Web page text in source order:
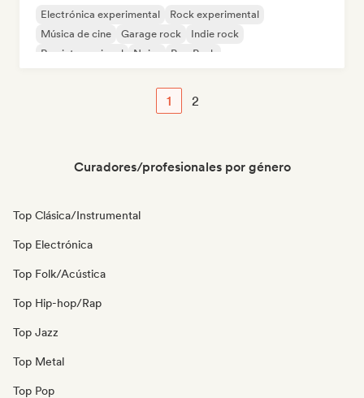
Electrónica experimental
Rock experimental
Música de cine
Garage rock
Indie rock
Rap internacional
Noise Pop Punk
1 2
Curadores/profesionales por género
Top Clásica/Instrumental
Top Electrónica
Top Folk/Acústica
Top Hip-hop/Rap
Top Jazz
Top Metal
Top Pop